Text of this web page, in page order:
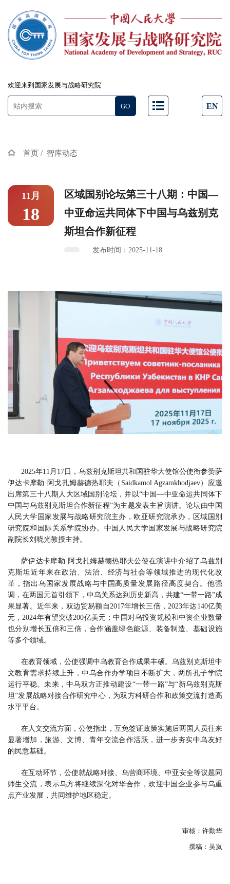
欢迎来到国家发展与战略研究院
EN
首页 / 智库动态
11月
18
区域国别论坛第三十八期：中国—
中亚命运共同体下中国与乌兹别克
斯坦合作新征程
发布时间：2025-11-18
2025年11月17日，乌兹别克斯坦共和国驻华大使馆公使衔参赞萨
伊达卡摩勒·阿戈扎姆赫德热耶夫（Saidkamol Agzamkhodjaev）应邀
出席第三十八期人大区域国别论坛，并以“中国—中亚命运共同体下
中国与乌兹别克斯坦合作新征程”为主题发表主旨演讲。论坛由中国
人民大学国家发展与战略研究院主办，欧亚研究院承办，区域国别
研究院和国际关系学院协办。中国人民大学国家发展与战略研究院
副院长刘晓光教授主持。
萨伊达卡摩勒·阿戈扎姆赫德热耶夫公使在演讲中介绍了乌兹别
克斯坦近年来在政治、法治、经济与社会等领域推进的现代化改
革，指出乌国家发展战略与中国高质量发展路径高度契合。他强
调，在两国元首引领下，中乌关系达到历史新高，共建“一带一路”成
果显著。近年来，双边贸易额自2017年增长三倍，2023年达140亿美
元，2024年有望突破200亿美元；中国对乌投资规模和中资企业数量
也分别增长五倍和三倍，合作涵盖绿色能源、装备制造、基础设施
等多个领域。
在教育领域，公使强调中乌教育合作成果丰硕。乌兹别克斯坦中
文教育需求持续上升，中乌合作办学项目不断扩大，两所孔子学院
运行平稳。未来，中乌双方正推动建设“一带一路”与“新乌兹别克斯
坦”发展战略对接合作研究中心，为双方科研合作和政策交流打造高
水平平台。
在人文交流方面，公使指出，互免签证政策实施后两国人员往来
显著增加，旅游、文博、青年交流合作活跃，进一步夯实中乌友好
的民意基础。
在互动环节，公使就战略对接、乌营商环境、中亚安全等议题同
师生交流，表示乌方将继续深化对华合作，欢迎中国企业参与乌重
点产业发展，共同维护地区稳定。
审核：许勤华
撰稿：吴岚